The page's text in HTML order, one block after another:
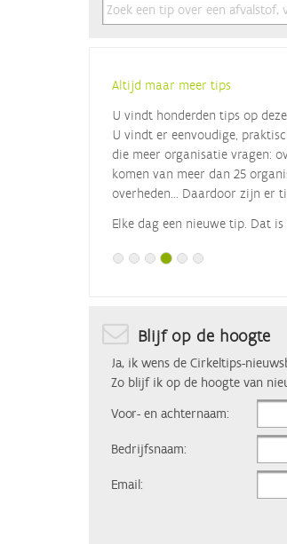
Altijd maar meer tips
U vindt honderden tips op
U vindt er eenvoudige,
die meer organisatie vragen:
komen van meer dan 25
overheden... Daardoor zijn er
Elke dag een nieuwe tip. Dat is
Blijf op de hoogte
Ja, ik wens de Cirkeltips-
Zo blijf ik op de hoogte van
Voor- en achternaam:
Bedrijfsnaam:
Email: